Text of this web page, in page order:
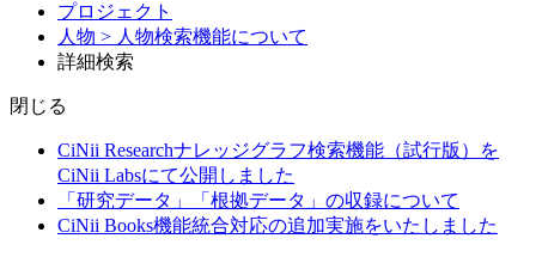
プロジェクト
人物 > 人物検索機能について
詳細検索
閉じる
CiNii Researchナレッジグラフ検索機能（試行版）を
CiNii Labsにて公開しました
「研究データ」「根拠データ」の収録について
CiNii Books機能統合対応の追加実施をいたしました